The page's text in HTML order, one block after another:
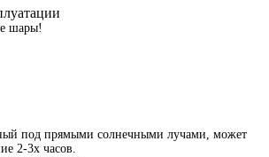
шары!
под прямыми солнечными лучами, может
2-3х часов.